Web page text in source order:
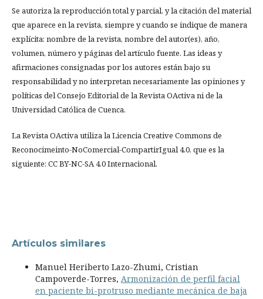
Se autoriza la reproducción total y parcial, y la citación del material
que aparece en la revista, siempre y cuando se indique de manera
explícita: nombre de la revista, nombre del autor(es), año,
volumen, número y páginas del artículo fuente. Las ideas y
afirmaciones consignadas por los autores están bajo su
responsabilidad y no interpretan necesariamente las opiniones y
políticas del Consejo Editorial de la Revista OActiva ni de la
Universidad Católica de Cuenca.
La Revista OActiva utiliza la Licencia Creative Commons de
Reconocimeinto-NoComercial-CompartirIgual 4.0, que es la
siguiente: CC BY-NC-SA 4.0 Internacional.
Artículos similares
Manuel Heriberto Lazo-Zhumi, Cristian
Campoverde-Torres, Armonización de perfil facial
en paciente bi-protruso mediante mecánica de baja